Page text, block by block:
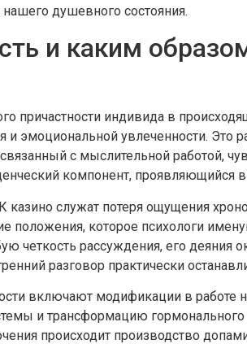
душевного состояния.
и каким
причастности индивида в
эмоциональной увлеченности. Это
с мыслительной работой,
компонент, проявляющийся в
казино служат потеря ощущения
положения, которое психологи
четкость рассуждения, его деяния
разговор практически
включают модификации в работе
и трансформацию
происходит производство